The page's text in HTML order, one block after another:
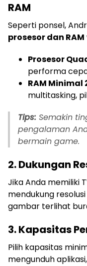
RAM
Seperti ponsel,
prosesor dan RAM
Prosesor
performa
RAM Minimal
multitasking,
Tips: Semakin
pengalaman
bermain game.
2. Dukungan
Jika Anda memiliki
mendukung
gambar terlihat
3. Kapasitas
Pilih kapasitas
mengunduh